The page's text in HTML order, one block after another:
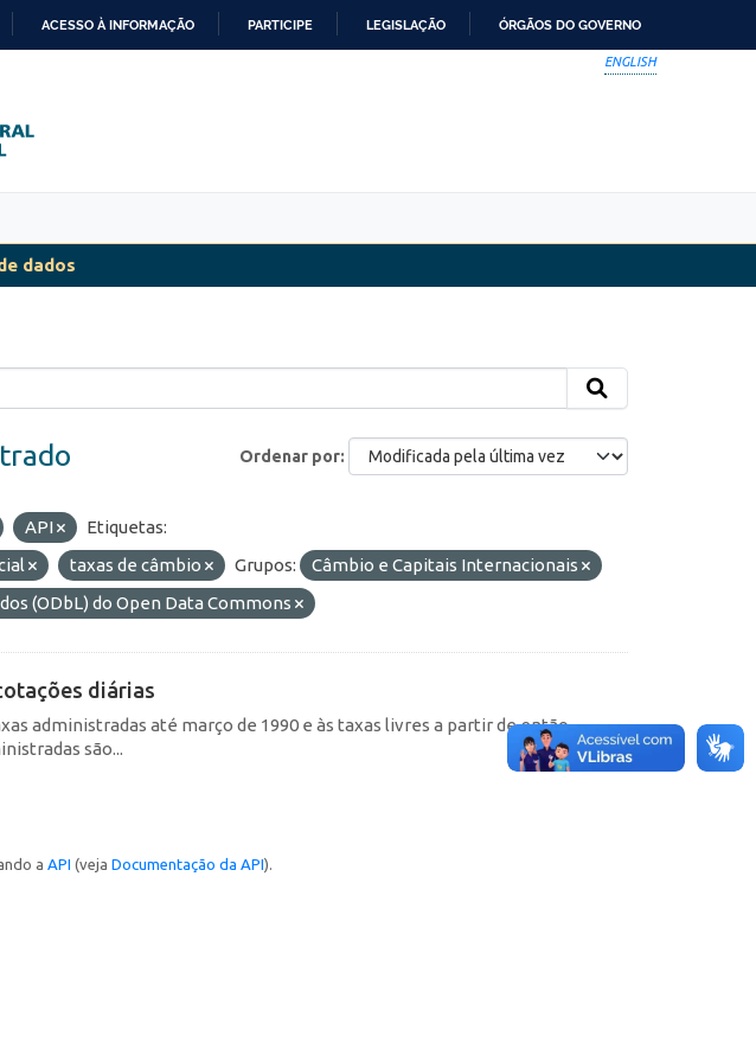
ACESSO À INFORMAÇÃO PARTICIPE LEGISLAÇÃO ÓRGÃOS DO GOVERNO
ENGLISH
dados
Ordenar por
API
Etiquetas:
taxas de câmbio Grupos:
Câmbio e Capitais Internacionais
(ODbL) do Open Data Commons
diárias
administradas até março de 1990 e às taxas livres a partir de então
são...
a API (veja Documentação da API).